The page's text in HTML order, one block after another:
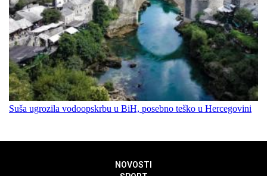
Suša ugrozila vodoopskrbu u BiH, posebno teško u Hercegovini
NOVOSTI